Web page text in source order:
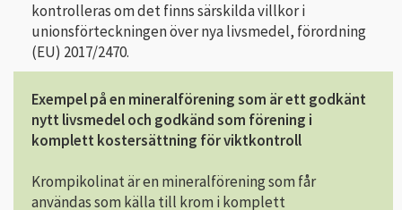
kontrolleras om det finns särskilda villkor i
unionsförteckningen över nya livsmedel, förordning
(EU) 2017/2470.
Exempel på en mineralförening som är ett godkänt
nytt livsmedel och godkänd som förening i
komplett kostersättning för viktkontroll
Krompikolinat är en mineralförening som får
användas som källa till krom i komplett